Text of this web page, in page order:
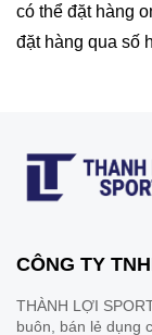
có thể đặt hàng
đặt hàng qua số
CÔNG TY
THÀNH LỢI
buôn, bán lẻ dụng